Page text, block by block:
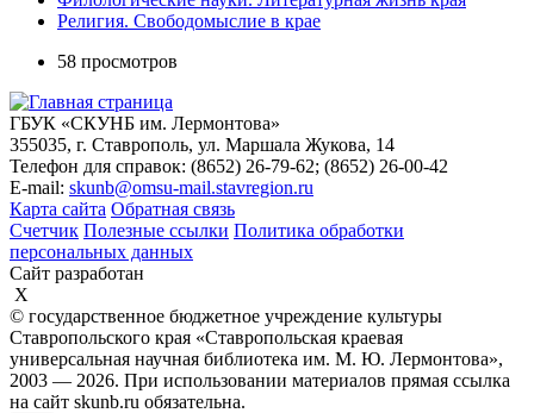
Религия. Свободомыслие в крае
58 просмотров
ГБУК «СКУНБ им. Лермонтова»
355035, г. Ставрополь, ул. Маршала Жукова, 14
Телефон для справок: (8652) 26-79-62; (8652) 26-00-42
E-mail: skunb@omsu-mail.stavregion.ru
Карта сайта Обратная связь
Счетчик Полезные ссылки Политика обработки
персональных данных
Сайт разработан
X
© государственное бюджетное учреждение культуры
Ставропольского края «Ставропольская краевая
универсальная научная библиотека им. М. Ю. Лермонтова»,
2003 — 2026. При использовании материалов прямая ссылка
на сайт skunb.ru обязательна.